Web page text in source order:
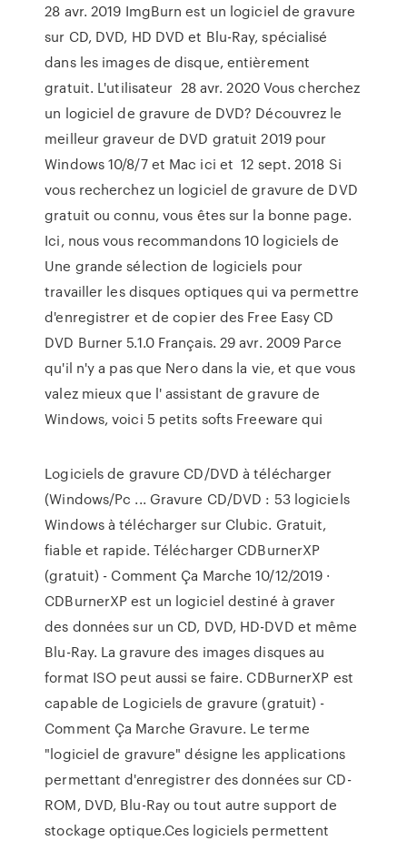
28 avr. 2019 ImgBurn est un logiciel de gravure
sur CD, DVD, HD DVD et Blu-Ray, spécialisé
dans les images de disque, entièrement
gratuit. L'utilisateur 28 avr. 2020 Vous cherchez
un logiciel de gravure de DVD? Découvrez le
meilleur graveur de DVD gratuit 2019 pour
Windows 10/8/7 et Mac ici et 12 sept. 2018 Si
vous recherchez un logiciel de gravure de DVD
gratuit ou connu, vous êtes sur la bonne page.
Ici, nous vous recommandons 10 logiciels de
Une grande sélection de logiciels pour
travailler les disques optiques qui va permettre
d'enregistrer et de copier des Free Easy CD
DVD Burner 5.1.0 Français. 29 avr. 2009 Parce
qu'il n'y a pas que Nero dans la vie, et que vous
valez mieux que l' assistant de gravure de
Windows, voici 5 petits softs Freeware qui
Logiciels de gravure CD/DVD à télécharger
(Windows/Pc ... Gravure CD/DVD : 53 logiciels
Windows à télécharger sur Clubic. Gratuit,
fiable et rapide. Télécharger CDBurnerXP
(gratuit) - Comment Ça Marche 10/12/2019 ·
CDBurnerXP est un logiciel destiné à graver
des données sur un CD, DVD, HD-DVD et même
Blu-Ray. La gravure des images disques au
format ISO peut aussi se faire. CDBurnerXP est
capable de Logiciels de gravure (gratuit) -
Comment Ça Marche Gravure. Le terme
"logiciel de gravure" désigne les applications
permettant d'enregistrer des données sur CD-
ROM, DVD, Blu-Ray ou tout autre support de
stockage optique.Ces logiciels permettent